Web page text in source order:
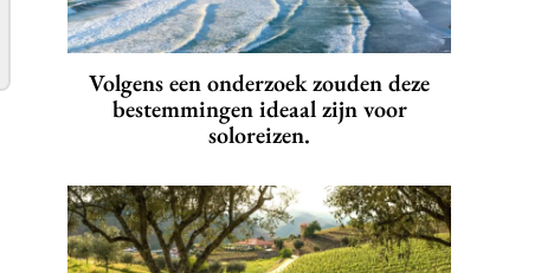
Volgens een onderzoek zouden deze
bestemmingen ideaal zijn voor
soloreizen.